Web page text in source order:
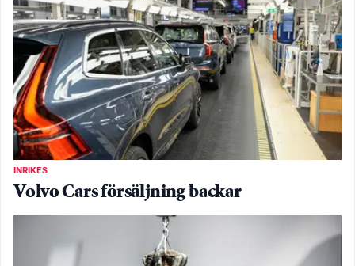
INRIKES
Volvo Cars försäljning backar